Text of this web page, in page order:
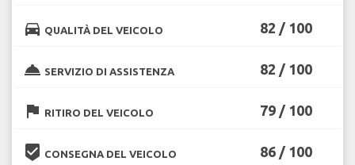
directions_car QUALITÀ DEL VEICOLO 82 / 100
room_service SERVIZIO DI ASSISTENZA 82 / 100
flag RITIRO DEL VEICOLO 79 / 100
beenhere CONSEGNA DEL VEICOLO 86 / 100